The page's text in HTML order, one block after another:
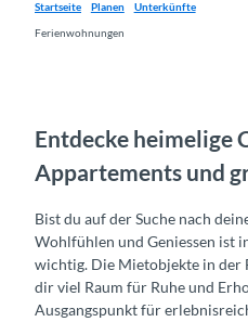
Startseite Planen
Unterkünfte
Ferienwohnungen
Entdecke heimelige
Appartements und
Bist du auf der Suche nach
Wohlfühlen und Geniessen ist
wichtig. Die Mietobjekte in der
dir viel Raum für Ruhe und
Ausgangspunkt für